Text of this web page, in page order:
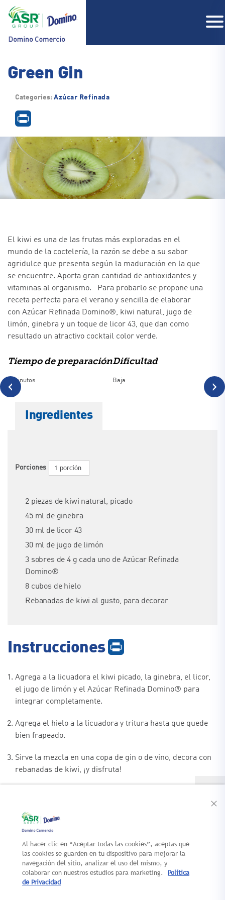
PRODUCTOS
CONTACTO
Green Gin
Categories: Azúcar Refinada
El kiwi es una de las frutas más exploradas en el
mundo de la coctelería, la razón se debe a su sabor
agridulce que presenta según la maduración en la que
se encuentre. Aporta gran cantidad de antioxidantes y
vitaminas al organismo. Para probarlo se propone una
receta perfecta para el verano y sencilla de elaborar
con Azúcar Refinada Domino®, kiwi natural, jugo de
limón, ginebra y un toque de licor 43, que dan como
resultado un atractivo cocktail color verde.
Tiempo de preparación
8 minutos
Dificultad
Baja
‹ ›
Ingredientes
Porciones 1 porción
2 piezas de kiwi natural, picado
45 ml de ginebra
30 ml de licor 43
30 ml de jugo de limón
3 sobres de 4 g cada uno de Azúcar Refinada
Domino®
8 cubos de hielo
Rebanadas de kiwi al gusto, para decorar
Instrucciones
Agrega a la licuadora el kiwi picado, la ginebra, el licor,
el jugo de limón y el Azúcar Refinada Domino® para
integrar completamente.
Agrega el hielo a la licuadora y tritura hasta que quede
bien frapeado.
Sirve la mezcla en una copa de gin o de vino, decora con
rebanadas de kiwi, ¡y disfruta!
CONTACTO
NUEVOS
LANZAMIENTOS
AUTOSERVICIO
Al hacer clic en “Aceptar todas las cookies”, aceptas que
las cookies se guarden en tu dispositivo para mejorar la
navegación del sitio, analizar el uso del mismo, y
colaborar con nuestros estudios para marketing.
Política
de Privacidad